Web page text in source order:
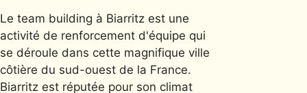
Le team building à Biarritz est une
activité de renforcement d'équipe qui
se déroule dans cette magnifique ville
côtière du sud-ouest de la France.
Biarritz est réputée pour son climat